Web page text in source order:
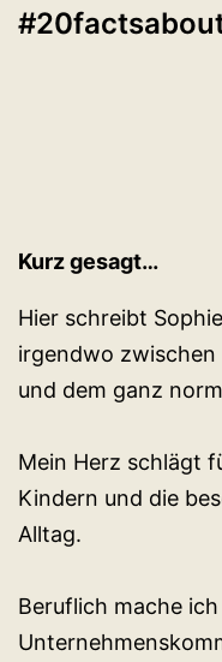
Kurz gesagt…
Hier schreibt
irgendwo
und dem ganz
Mein Herz schlägt
Kindern und die
Alltag.
Beruflich mache ich